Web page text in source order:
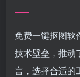
免费一键抠图软
技术壁垒，推动
言，选择合适的